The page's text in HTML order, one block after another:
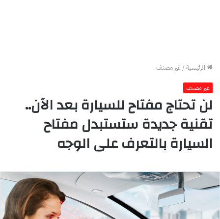
الرئيسية/غير مصنف
غير مصنف
لن تحتاج مفتاح للسيارة بعد الآن..
تقنية جديدة ستستبدل مفتاح
السيارة بالتعرف على الوجه